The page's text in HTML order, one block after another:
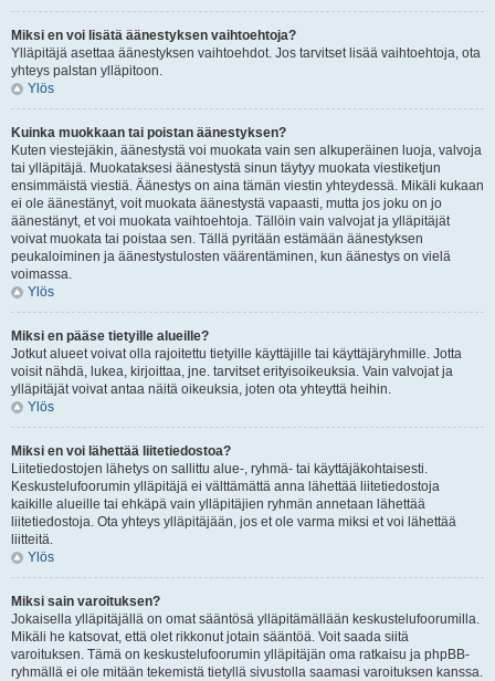
Miksi en voi lisätä äänestyksen vaihtoehtoja?
Ylläpitäjä asettaa äänestyksen vaihtoehdot. Jos tarvitset lisää vaihtoehtoja, ota
yhteys palstan ylläpitoon.
Ylös
Kuinka muokkaan tai poistan äänestyksen?
Kuten viestejäkin, äänestystä voi muokata vain sen alkuperäinen luoja, valvoja
tai ylläpitäjä. Muokataksesi äänestystä sinun täytyy muokata viestiketjun
ensimmäistä viestiä. Äänestys on aina tämän viestin yhteydessä. Mikäli kukaan
ei ole äänestänyt, voit muokata äänestystä vapaasti, mutta jos joku on jo
äänestänyt, et voi muokata vaihtoehtoja. Tällöin vain valvojat ja ylläpitäjät
voivat muokata tai poistaa sen. Tällä pyritään estämään äänestyksen
peukaloiminen ja äänestystulosten väärentäminen, kun äänestys on vielä
voimassa.
Ylös
Miksi en pääse tietyille alueille?
Jotkut alueet voivat olla rajoitettu tietyille käyttäjille tai käyttäjäryhmille. Jotta
voisit nähdä, lukea, kirjoittaa, jne. tarvitset erityisoikeuksia. Vain valvojat ja
ylläpitäjät voivat antaa näitä oikeuksia, joten ota yhteyttä heihin.
Ylös
Miksi en voi lähettää liitetiedostoa?
Liitetiedostojen lähetys on sallittu alue-, ryhmä- tai käyttäjäkohtaisesti.
Keskustelufoorumin ylläpitäjä ei välttämättä anna lähettää liitetiedostoja
kaikille alueille tai ehkäpä vain ylläpitäjien ryhmän annetaan lähettää
liitetiedostoja. Ota yhteys ylläpitäjään, jos et ole varma miksi et voi lähettää
liitteitä.
Ylös
Miksi sain varoituksen?
Jokaisella ylläpitäjällä on omat sääntösä ylläpitämällään keskustelufoorumilla.
Mikäli he katsovat, että olet rikkonut jotain sääntöä. Voit saada siitä
varoituksen. Tämä on keskustelufoorumin ylläpitäjän oma ratkaisu ja phpBB-
ryhmällä ei ole mitään tekemistä tietyllä sivustolla saamasi varoituksen kanssa.